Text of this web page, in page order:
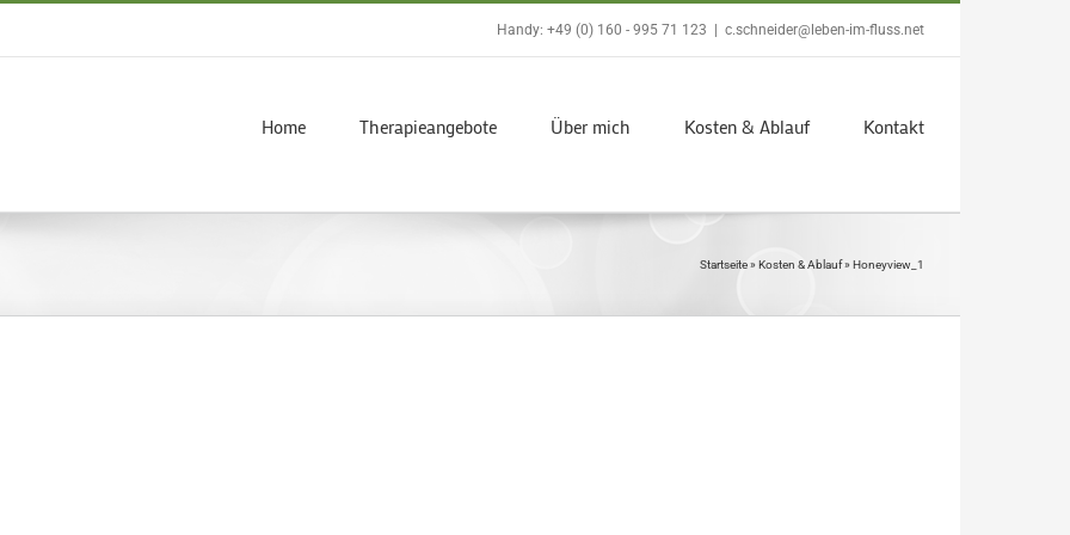
Handy: +49 (0) 160 - 995 71 123 c.schneider@leben-im-fluss.net
Home Therapieangebote Über mich Kosten & Ablauf Kontakt
Startseite» Kosten & Ablauf» Honeyview_1